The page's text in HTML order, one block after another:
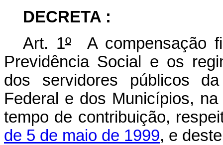
DECRETA :
Art. 1ºA compensação
Previdência Social e os
dos servidores públicos
Federal e dos Municípios,
tempo de contribuição,
de 5 de maio de 1999, e